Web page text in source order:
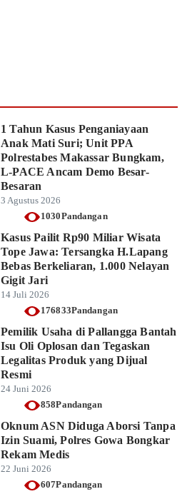
1 Tahun Kasus Penganiayaan
Anak Mati Suri; Unit PPA
Polrestabes Makassar Bungkam,
L-PACE Ancam Demo Besar-
Besaran
3 Agustus 2026
1030Pandangan
Kasus Pailit Rp90 Miliar Wisata
Tope Jawa: Tersangka H.Lapang
Bebas Berkeliaran, 1.000 Nelayan
Gigit Jari
14 Juli 2026
176833Pandangan
Pemilik Usaha di Pallangga Bantah
Isu Oli Oplosan dan Tegaskan
Legalitas Produk yang Dijual
Resmi
24 Juni 2026
858Pandangan
Oknum ASN Diduga Aborsi Tanpa
Izin Suami, Polres Gowa Bongkar
Rekam Medis
22 Juni 2026
607Pandangan